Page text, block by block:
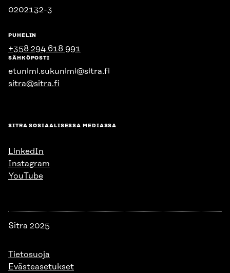
0202132-3
PUHELIN
+358 294 618 991
SÄHKÖPOSTI
etunimi.sukunimi@sitra.fi
sitra@sitra.fi
SITRA SOSIAALISESSA MEDIASSA
LinkedIn
Instagram
YouTube
Sitra 2025
Tietosuoja
Evästeasetukset